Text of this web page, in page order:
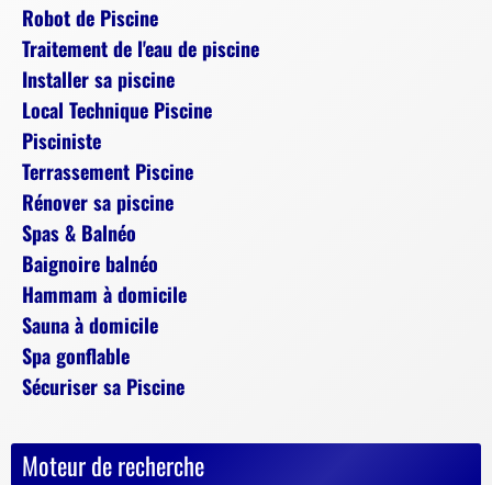
Robot de Piscine
Traitement de l'eau de piscine
Installer sa piscine
Local Technique Piscine
Pisciniste
Terrassement Piscine
Rénover sa piscine
Spas & Balnéo
Baignoire balnéo
Hammam à domicile
Sauna à domicile
Spa gonflable
Sécuriser sa Piscine
Moteur de recherche